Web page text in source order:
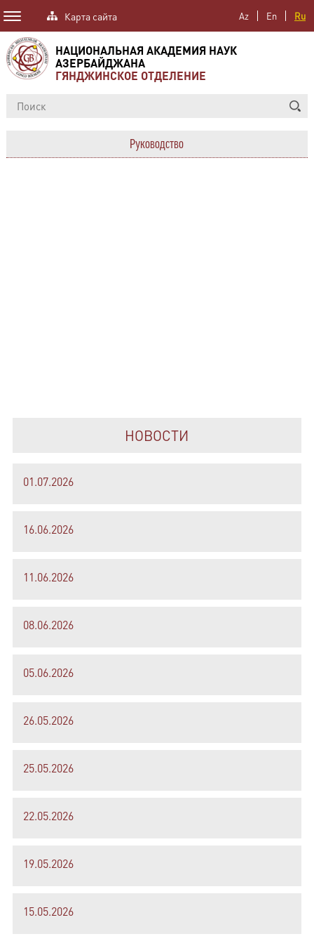
Az En Ru
Карта сайта
НАЦИОНАЛЬНАЯ АКАДЕМИЯ НАУК
АЗЕРБАЙДЖАНА
ГЯНДЖИНСКОЕ ОТДЕЛЕНИЕ
Руководство
НОВОСТИ
01.07.2026
16.06.2026
11.06.2026
08.06.2026
05.06.2026
26.05.2026
25.05.2026
22.05.2026
19.05.2026
15.05.2026